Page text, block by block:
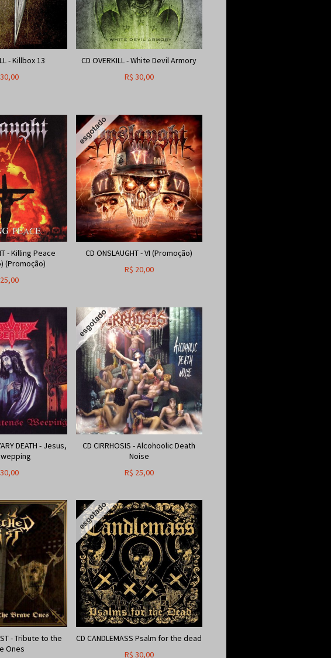
- Killbox 13
30,00
CD OVERKILL - White Devil Armory
R$ 30,00
- Killing Peace
(Promoção)
25,00
CD ONSLAUGHT - VI (Promoção)
R$ 20,00
DEATH - Jesus,
30,00
CD CIRRHOSIS - Alcohoolic Death
Noise
R$ 25,00
- Tribute to the
Ones
CD CANDLEMASS Psalm for the dead
R$ 30,00